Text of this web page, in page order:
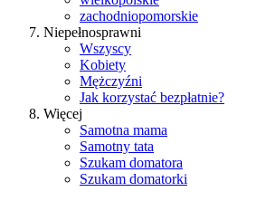
zachodniopomorskie
Niepełnosprawni
Wszyscy
Kobiety
Mężczyźni
Jak korzystać bezpłatnie?
Więcej
Samotna mama
Samotny tata
Szukam domatora
Szukam domatorki